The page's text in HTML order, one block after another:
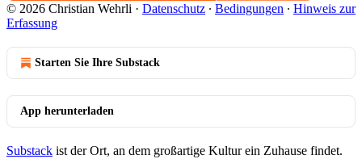
© 2026 Christian Wehrli · Datenschutz ∙ Bedingungen ∙ Hinweis zur
Erfassung
Starten Sie Ihre Substack
App herunterladen
Substack ist der Ort, an dem großartige Kultur ein Zuhause findet.